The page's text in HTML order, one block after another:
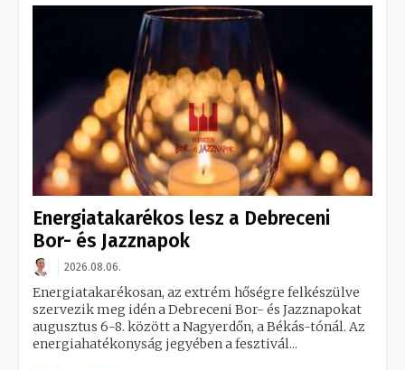
Energiatakarékos lesz a Debreceni
Bor- és Jazznapok
2026.08.06.
Energiatakarékosan, az extrém hőségre felkészülve
szervezik meg idén a Debreceni Bor- és Jazznapokat
augusztus 6-8. között a Nagyerdőn, a Békás-tónál. Az
energiahatékonyság jegyében a fesztivál...